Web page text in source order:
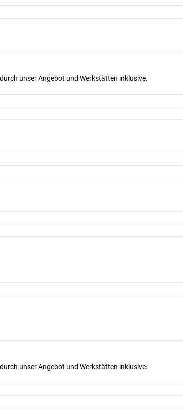
unser Angebot und Werkstätten inklusive.
unser Angebot und Werkstätten inklusive.